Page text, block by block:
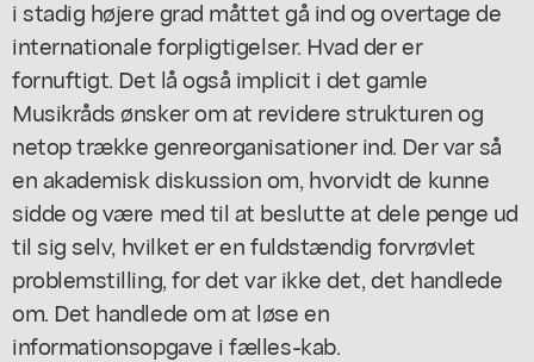
i stadig højere grad måttet gå ind og overtage de
internationale forpligtigelser. Hvad der er
fornuftigt. Det lå også implicit i det gamle
Musikråds ønsker om at revidere strukturen og
netop trække genreorganisationer ind. Der var så
en akademisk diskussion om, hvorvidt de kunne
sidde og være med til at beslutte at dele penge ud
til sig selv, hvilket er en fuldstændig forvrøvlet
problemstilling, for det var ikke det, det handlede
om. Det handlede om at løse en
informationsopgave i fælles-kab.